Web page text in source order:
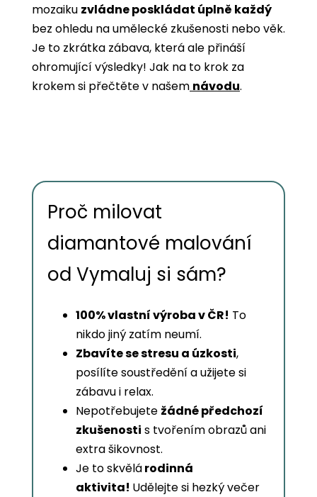
mozaiku zvládne poskládat úplně každý
bez ohledu na umělecké zkušenosti nebo věk.
Je to zkrátka zábava, která ale přináší
ohromující výsledky! Jak na to krok za
krokem si přečtěte v našem návodu.
Proč milovat
diamantové malování
od Vymaluj si sám?
100% vlastní výroba v ČR! To
nikdo jiný zatím neumí.
Zbavíte se stresu a úzkosti,
posílíte soustředění a užijete si
zábavu i relax.
Nepotřebujete žádné předchozí
zkušenosti s tvořením obrazů ani
extra šikovnost.
Je to skvělárodinná
aktivita! Udělejte si hezký večer